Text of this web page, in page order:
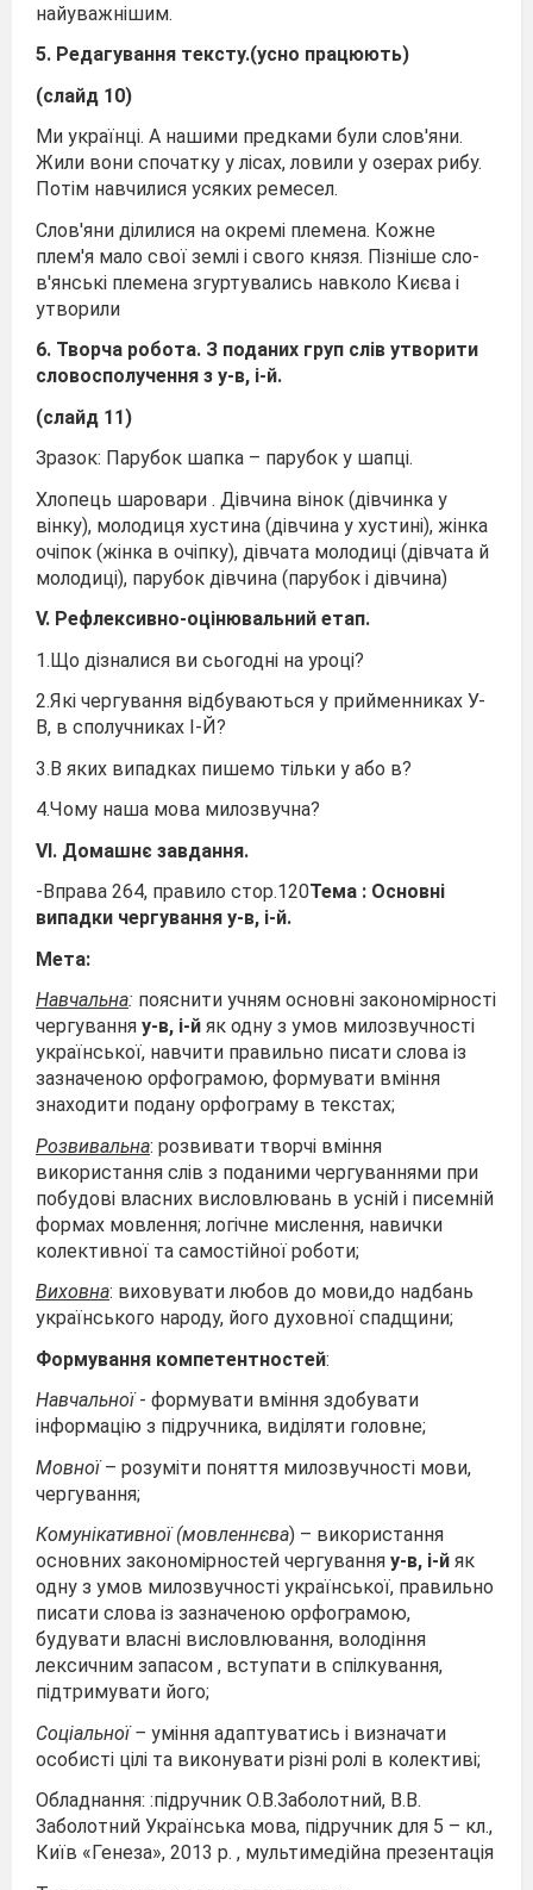
найуважнішим.
5. Редагування тексту.(усно працюють)
(слайд 10)
Ми українці. А нашими предками були слов'я­ни.
Жили вони спочатку у лісах, ловили у озерах рибу.
Потім навчилися усяких ремесел.
Слов'яни ділилися на окремі племена. Кожне
плем'я мало свої землі і свого князя. Пізніше сло­
в'янські племена згуртувались навколо Києва і
утворили
6. Творча робота. З поданих груп слів утворити
словосполучення з у-в, і-й.
(слайд 11)
Зразок: Парубок шапка – парубок у шапці.
Хлопець шаровари . Дівчина вінок (дівчинка у
вінку), молодиця хустина (дівчина у хустині), жінка
очіпок (жінка в очіпку), дівчата молодиці (дівчата й
молодиці), парубок дівчина (парубок і дівчина)
V. Рефлексивно-оцінювальний етап.
1.Що дізналися ви сьогодні на уроці?
2.Які чергування відбуваються у прийменниках У-
В, в сполучниках І-Й?
3.В яких випадках пишемо тільки у або в?
4.Чому наша мова милозвучна?
VІ. Домашнє завдання.
-Вправа 264, правило стор.120Тема : Основні
випадки чергування у-в, і-й.
Мета:
Навчальна: пояснити учням основні закономірності
чергування у-в, і-й як одну з умов милозвучності
української, навчити правильно писати слова із
зазначеною орфограмою, формувати вміння
знаходити подану орфограму в текстах;
Розвивальна: розвивати творчі вміння
використання слів з поданими чергуваннями при
побудові власних висловлювань в усній і писемній
формах мовлення; логічне мислення, навички
колективної та самостійної роботи;
Виховна: виховувати любов до мови,до надбань
українського народу, його духовної спадщини;
Формування компетентностей:
Навчальної- формувати вміння здобувати
інформацію з підручника, виділяти головне;
Мовної– розуміти поняття милозвучності мови,
чергування;
Комунікативної (мовленнєва) – використання
основних закономірностей чергування у-в, і-й як
одну з умов милозвучності української, правильно
писати слова із зазначеною орфограмою,
будувати власні висловлювання, володіння
лексичним запасом , вступати в спілкування,
підтримувати його;
Соціальної – уміння адаптуватись і визначати
особисті цілі та виконувати різні ролі в колективі;
Обладнання: :підручник О.В.Заболотний, В.В.
Заболотний Українська мова, підручник для 5 – кл.,
Київ «Генеза», 2013 р. , мультимедійна презентація